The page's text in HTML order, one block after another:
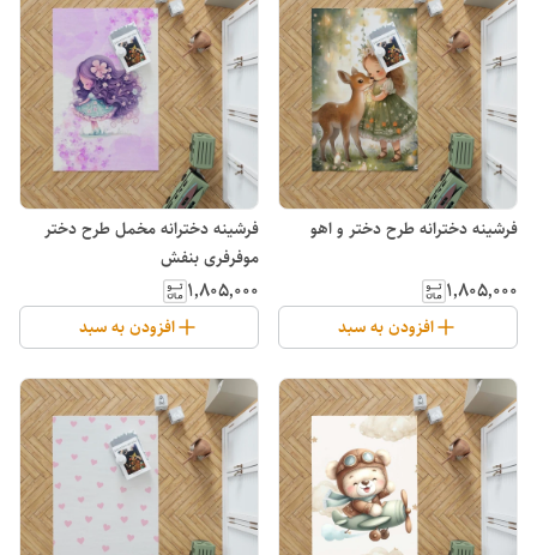
فرشینه دخترانه طرح دختر و اهو
۱٬۸۰۵٬۰۰۰
افزودن به سبد
فرشینه دخترانه مخمل طرح دختر
موفرفری بنفش
۱٬۸۰۵٬۰۰۰
افزودن به سبد